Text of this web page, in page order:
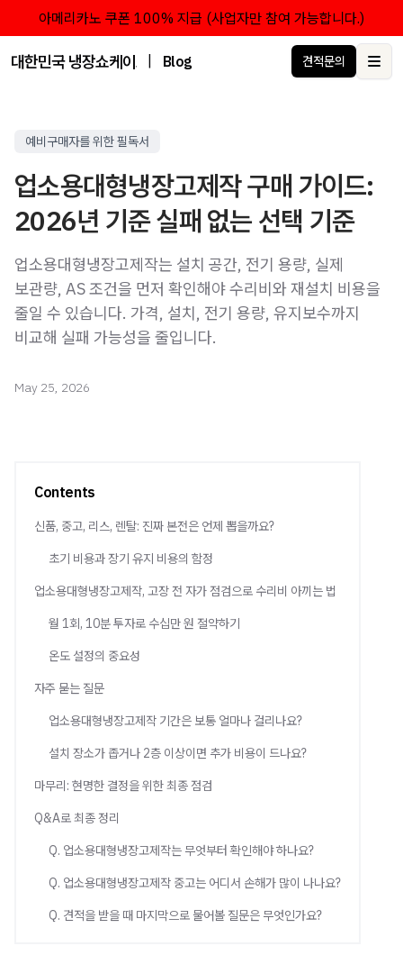
아메리카노 쿠폰 100% 지급 (사업자만 참여 가능합니다.)
대한민국 냉장쇼케이스 점유율 1위 브랜드 한성쇼케이스
Blog 견적문의
예비구매자를 위한 필독서
업소용대형냉장고제작 구매 가이드:
2026년 기준 실패 없는 선택 기준
업소용대형냉장고제작는 설치 공간, 전기 용량, 실제
보관량, AS 조건을 먼저 확인해야 수리비와 재설치 비용을
줄일 수 있습니다. 가격, 설치, 전기 용량, 유지보수까지
비교해 실패 가능성을 줄입니다.
May 25, 2026
Contents
신품, 중고, 리스, 렌탈: 진짜 본전은 언제 뽑을까요?
초기 비용과 장기 유지 비용의 함정
업소용대형냉장고제작, 고장 전 자가 점검으로 수리비 아끼는 법
월 1회, 10분 투자로 수십만 원 절약하기
온도 설정의 중요성
자주 묻는 질문
업소용대형냉장고제작 기간은 보통 얼마나 걸리나요?
설치 장소가 좁거나 2층 이상이면 추가 비용이 드나요?
마무리: 현명한 결정을 위한 최종 점검
Q&A로 최종 정리
Q. 업소용대형냉장고제작는 무엇부터 확인해야 하나요?
Q. 업소용대형냉장고제작 중고는 어디서 손해가 많이 나나요?
Q. 견적을 받을 때 마지막으로 물어볼 질문은 무엇인가요?